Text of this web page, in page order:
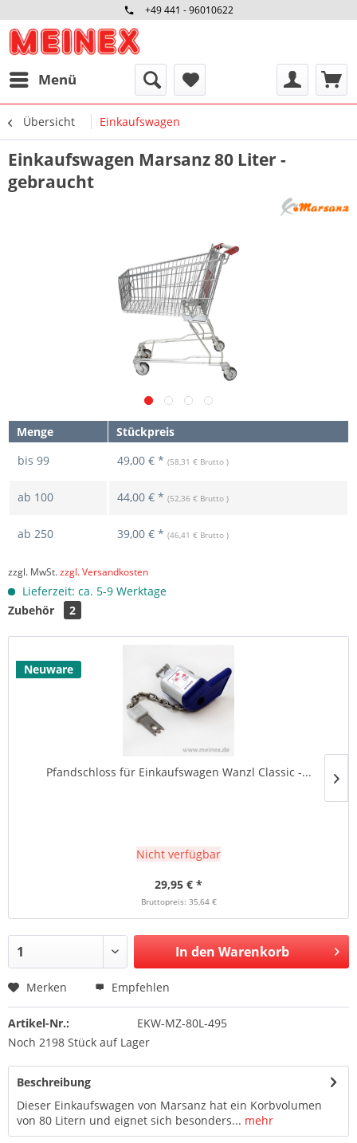
+49 441 - 96010622
Menü
Übersicht Einkaufswagen
Einkaufswagen Marsanz 80 Liter -
gebraucht
Menge
Stückpreis
bis 99 49,00 € * (58,31 € Brutto )
ab 100 44,00 € * (52,36 € Brutto )
ab 250 39,00 € * (46,41 € Brutto )
zzgl. MwSt.zzgl. Versandkosten
Lieferzeit: ca. 5-9 Werktage
Zubehör
2
Neuware
Pfandschloss für Einkaufswagen Wanzl Classic -...
Nicht verfügbar
29,95 € *
Bruttopreis: 35,64 €
In den Warenkorb
Merken Empfehlen
Artikel-Nr.:
EKW-MZ-80L-495
Noch 2198 Stück auf Lager
Beschreibung
Dieser Einkaufswagen von Marsanz hat ein Korbvolumen
von 80 Litern und eignet sich besonders... mehr